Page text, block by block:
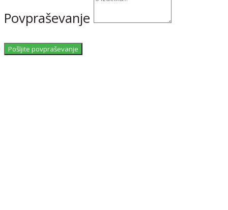
Povpraševanje
Pošljite povpraševanje